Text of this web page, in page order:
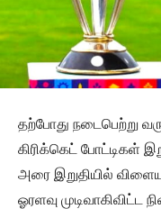
தற்போது நடைபெற்று
கிரிக்கெட் போட்டிகள்
அரை இறுதியில்
ஓரளவு